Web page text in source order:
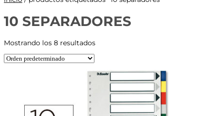
10 SEPARADORES
Mostrando los 8 resultados